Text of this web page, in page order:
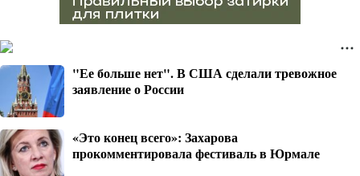
"Ее больше нет". В США сделали тревожное
заявление о России
«Это конец всего»: Захарова
прокомментировала фестиваль в Юрмале